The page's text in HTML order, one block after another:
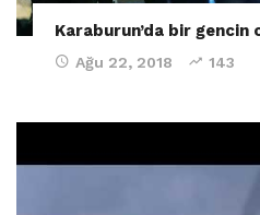
Karaburun’da bir gencin
Ağu 22, 2018 143